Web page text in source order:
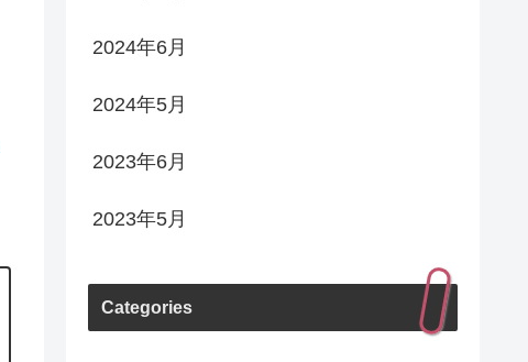
2024年6月
2024年5月
2023年6月
2023年5月
Categories